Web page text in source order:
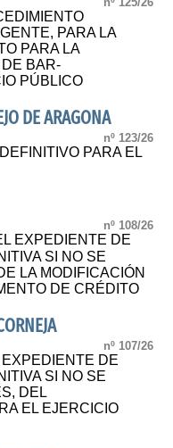
PARA LA
PARA LA
BAR-
PÚBLICO
DE ARAGONA
nº 123/26
PARA EL
nº 108/26
EXPEDIENTE DE
SI NO SE
LA MODIFICACIÓN
DE CRÉDITO
nº 107/26
DE
SI NO SE
DEL
EL EJERCICIO